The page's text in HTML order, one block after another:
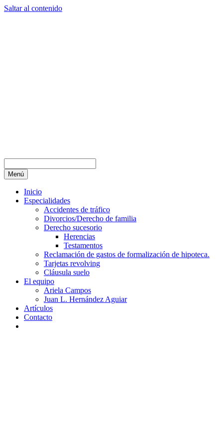
Saltar al contenido
Menú
Inicio
Especialidades
Accidentes de tráfico
Divorcios/Derecho de familia
Derecho sucesorio
Herencias
Testamentos
Reclamación de gastos de formalización de hipoteca.
Tarjetas revolving
Cláusula suelo
El equipo
Ariela Campos
Juan L. Hernández Aguiar
Artículos
Contacto